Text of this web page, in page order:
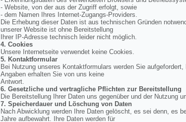
- Website, von der aus der Zugriff erfolgt, sowie
- dem Namen Ihres Internet-Zugangs-Providers.
Die Erhebung dieser Daten ist aus technischen Gründen
unserer Website ist ohne Bereitstellung
Ihrer IP-Adresse technisch leider nicht möglich.
4. Cookies
Unsere Internetseite verwendet keine Cookies.
5. Kontaktformular
Bei Nutzung unseres Kontaktformulars werden Sie
Angaben erhalten Sie von uns keine
Antwort.
6. Gesetzliche und vertragliche Pflichten zur Bereitstellung
Die Bereitstellung Ihrer Daten uns gegenüber und der Nutzung
7. Speicherdauer und Löschung von Daten
Nach Abwicklung werden Ihre Daten gelöscht, es sei denn, es
Jahre aufbewahrt. Ihre Daten werden für